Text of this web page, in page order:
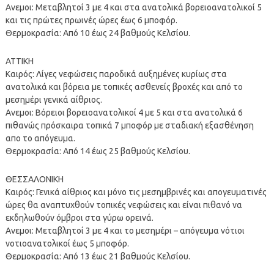
Ανεμοι: Μεταβλητοί 3 με 4 και στα ανατολικά βορειοανατολικοί 5
και τις πρώτες πρωινές ώρες έως 6 μποφόρ.
Θερμοκρασία: Από 10 έως 24 βαθμούς Κελσίου.
ΑΤΤΙΚΗ
Καιρός: Λίγες νεφώσεις παροδικά αυξημένες κυρίως στα
ανατολικά και βόρεια με τοπικές ασθενείς βροχές και από το
μεσημέρι γενικά αίθριος.
Ανεμοι: Βόρειοι βορειοανατολικοί 4 με 5 και στα ανατολικά 6
πιθανώς πρόσκαιρα τοπικά 7 μποφόρ με σταδιακή εξασθένηση
απο το απόγευμα.
Θερμοκρασία: Από 14 έως 25 βαθμούς Κελσίου.
ΘΕΣΣΑΛΟΝΙΚΗ
Καιρός: Γενικά αίθριος και μόνο τις μεσημβρινές και απογευματινές
ώρες θα αναπτυχθούν τοπικές νεφώσεις και είναι πιθανό να
εκδηλωθούν όμβροι στα γύρω ορεινά.
Ανεμοι: Μεταβλητοί 3 με 4 και το μεσημέρι – απόγευμα νότιοι
νοτιοανατολικοί έως 5 μποφόρ.
Θερμοκρασία: Από 13 έως 21 βαθμούς Κελσίου.